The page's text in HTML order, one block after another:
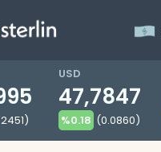
USD
47,7847
%0.18 (0.0860)